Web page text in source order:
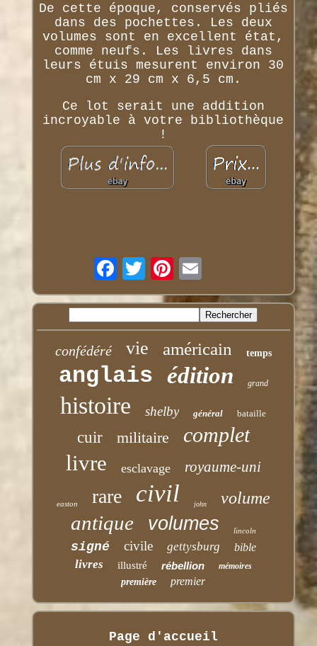
De cette époque, conservés pliés
dans des pochettes. Les deux
volumes sont en excellent état,
comme neufs. Les livres dans
leurs étuis mesurent environ 30
cm x 29 cm x 6,5 cm.
Ce lot serait une addition
incroyable à votre bibliothèque
!
confédéré vie américain temps
anglais édition grand
histoire shelby général bataille
cuir militaire complet
livre esclavage royaume-uni
easton rare civil john volume
antique volumes lincoln
signé civile gettysburg bible
livres illustré rébellion mémoires
première premier
Page d'accueil